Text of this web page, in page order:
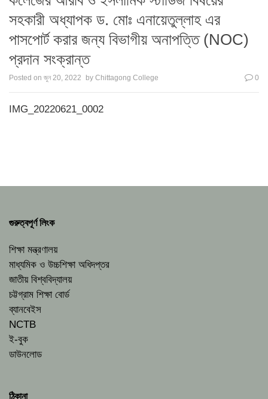
সহকারী অধ্যাপক ড. মোঃ এনায়েতুল্লাহ এর
পাসপোর্ট করার জন্য বিভাগীয় অনাপত্তি (NOC)
প্রদান সংক্রান্ত
Posted on জুন 20, 2022 by Chittagong College 0
IMG_20220621_0002
গুরুত্বপূর্ণ লিংক
শিক্ষা মন্ত্রণালয়
মাধ্যমিক ও উচ্চশিক্ষা অধিদপ্তর
জাতীয় বিশ্ববিদ্যালয়
চট্টগ্রাম শিক্ষা বোর্ড
ব্যানবেইস
NCTB
ই-বুক
ডাউনলোড
ঠিকানা